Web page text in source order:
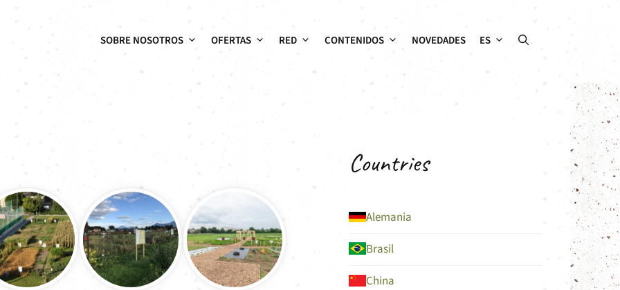
SOBRE NOSOTROS OFERTAS RED CONTENIDOS NOVEDADES ES
Countries
Alemania
Brasil
China